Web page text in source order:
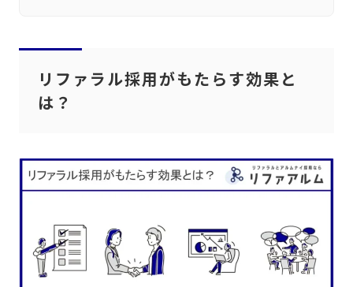
リファラル採用がもたらす効果と
は？